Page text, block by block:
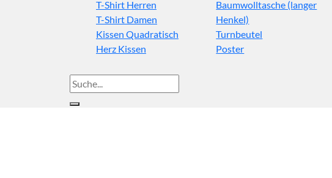
T-Shirt Herren
T-Shirt Damen
Kissen Quadratisch
Herz Kissen
Baumwolltasche (langer
Henkel)
Turnbeutel
Poster
Suche
nach: